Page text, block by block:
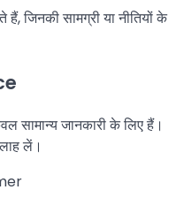
हैं, जिनकी सामग्री या नीतियों के
सामान्य जानकारी के लिए हैं।
लें।